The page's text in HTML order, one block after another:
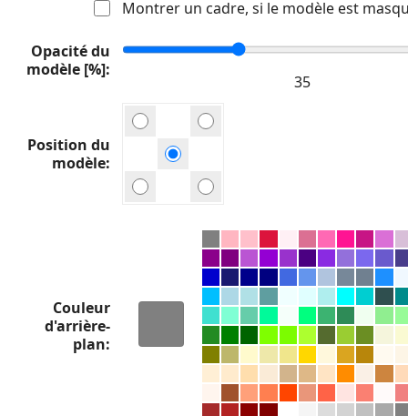
Montrer un cadre, si le modèle est
Opacité du
modèle [%]
Position du
modèle
Couleur
d'arrière-
plan